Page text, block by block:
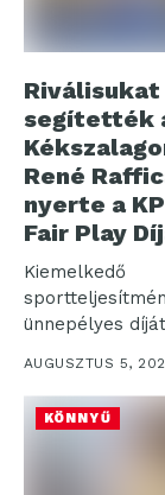
Riválisukat
segítették
René
nyerte a
Fair Play
Kiemelkedő
ünnepélyes
Kékszalag
Nagydíj....
AUGUSZTUS 5,
KÖNNYŰ